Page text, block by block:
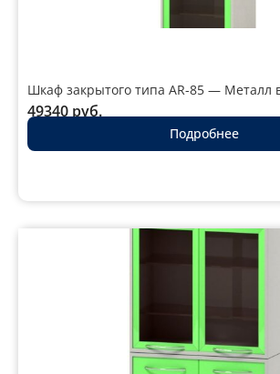
Шкаф закрытого типа AR-85 — Металл
49340 руб.
Подробнее